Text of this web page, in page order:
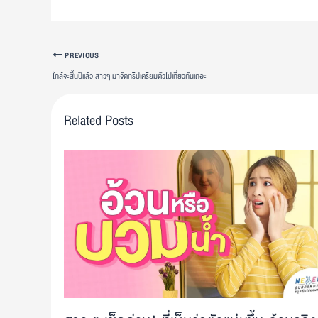
PREVIOUS
ใกล้จะสิ้นปีแล้ว สาวๆ มาจัดทริปเตรียมตัวไปเที่ยวกันเถอะ
Related Posts